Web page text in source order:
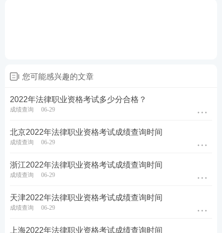
您可能感兴趣的文章
2022年法律职业资格考试多少分合格？
成绩查询 06-29
北京2022年法律职业资格考试成绩查询时间
成绩查询 06-29
浙江2022年法律职业资格考试成绩查询时间
成绩查询 06-29
天津2022年法律职业资格考试成绩查询时间
成绩查询 06-29
上海2022年法律职业资格考试成绩查询时间